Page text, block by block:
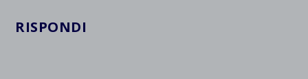
RISPONDI